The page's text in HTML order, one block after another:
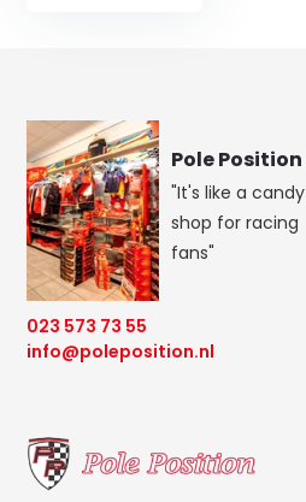
Pole Position
"It's like a candy
shop for racing
fans"
023 573 73 55
info@poleposition.nl